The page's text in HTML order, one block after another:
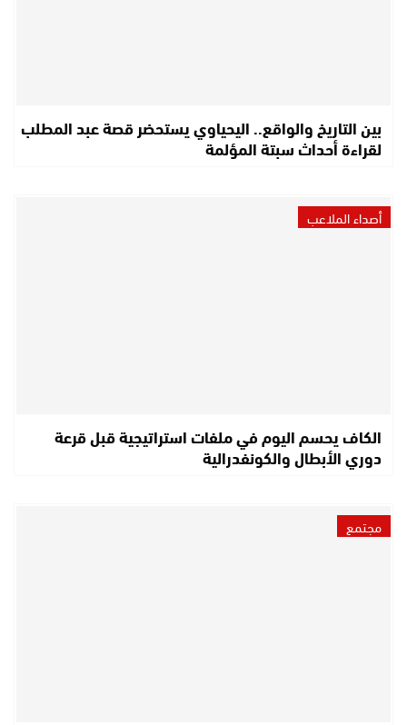
بين التاريخ والواقع.. اليحياوي يستحضر قصة عبد المطلب
لقراءة أحداث سبتة المؤلمة
أصداء الملاعب
الكاف يحسم اليوم في ملفات استراتيجية قبل قرعة
دوري الأبطال والكونفدرالية
مجتمع